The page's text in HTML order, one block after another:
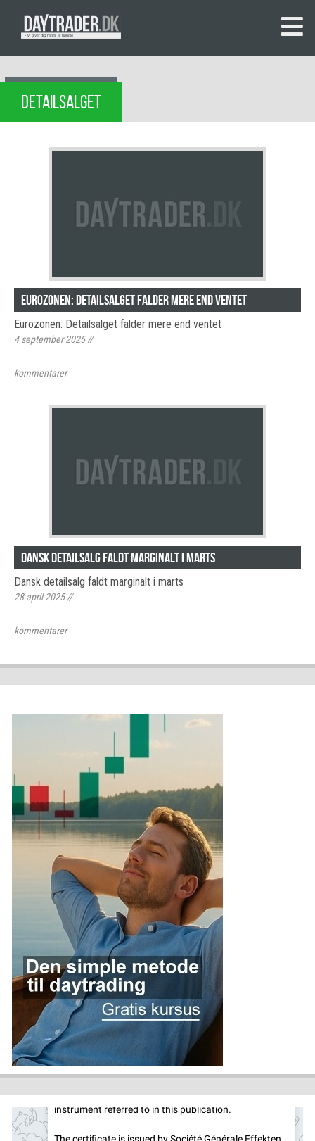
DETAILSALGET
Eurozonen: Detailsalget falder mere end ventet
Eurozonen: Detailsalget falder mere end ventet
4 september 2025//
kommentarer
Dansk detailsalg faldt marginalt i marts
Dansk detailsalg faldt marginalt i marts
28 april 2025//
kommentarer